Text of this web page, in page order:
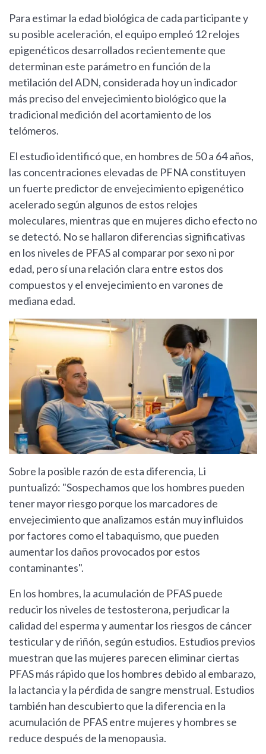
Para estimar la edad biológica de cada participante y
su posible aceleración, el equipo empleó 12 relojes
epigenéticos desarrollados recientemente que
determinan este parámetro en función de la
metilación del ADN, considerada hoy un indicador
más preciso del envejecimiento biológico que la
tradicional medición del acortamiento de los
telómeros.
El estudio identificó que, en hombres de 50 a 64 años,
las concentraciones elevadas de PFNA constituyen
un fuerte predictor de envejecimiento epigenético
acelerado según algunos de estos relojes
moleculares, mientras que en mujeres dicho efecto no
se detectó. No se hallaron diferencias significativas
en los niveles de PFAS al comparar por sexo ni por
edad, pero sí una relación clara entre estos dos
compuestos y el envejecimiento en varones de
mediana edad.
Sobre la posible razón de esta diferencia, Li
puntualizó: "Sospechamos que los hombres pueden
tener mayor riesgo porque los marcadores de
envejecimiento que analizamos están muy influidos
por factores como el tabaquismo, que pueden
aumentar los daños provocados por estos
contaminantes".
En los hombres, la acumulación de PFAS puede
reducir los niveles de testosterona, perjudicar la
calidad del esperma y aumentar los riesgos de cáncer
testicular y de riñón, según estudios. Estudios previos
muestran que las mujeres parecen eliminar ciertas
PFAS más rápido que los hombres debido al embarazo,
la lactancia y la pérdida de sangre menstrual. Estudios
también han descubierto que la diferencia en la
acumulación de PFAS entre mujeres y hombres se
reduce después de la menopausia.